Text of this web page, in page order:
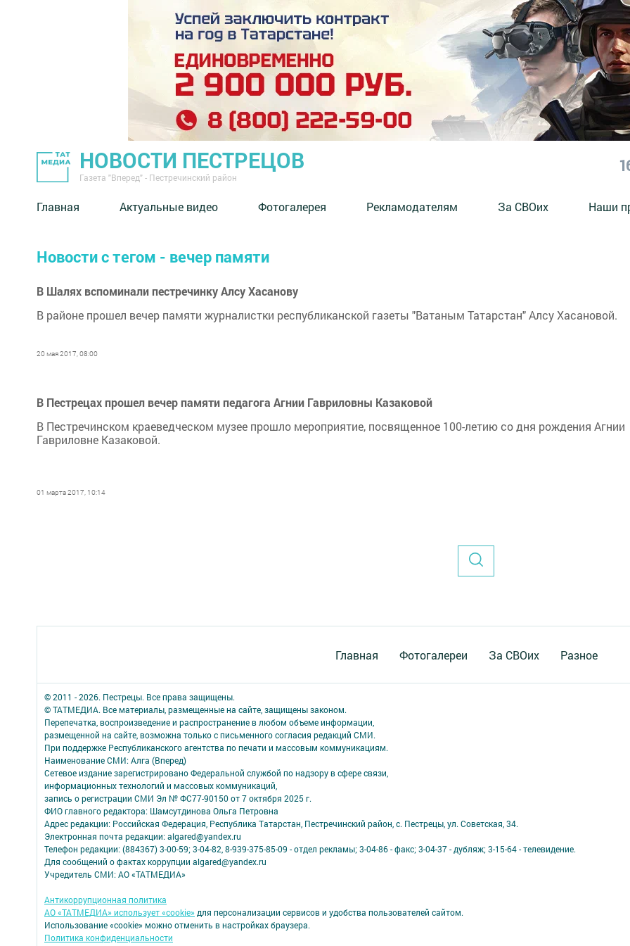
НОВОСТИ ПЕСТРЕЦОВ
Газета "Вперед" - Пестречинский район
Главная Актуальные видео Фотогалерея Рекламодателям За СВОих Наши
Новости с тегом - вечер памяти
В Шалях вспоминали пестречинку Алсу Хасанову
В районе прошел вечер памяти журналистки республиканской газеты "Ватаным Татарстан" Алсу Хасановой.
20 мая 2017, 08:00
В Пестрецах прошел вечер памяти педагога Агнии Гавриловны Казаковой
В Пестречинском краеведческом музее прошло мероприятие, посвященное 100-летию со дня рождения Агнии
Гавриловне Казаковой.
01 марта 2017, 10:14
Главная Фотогалереи За СВОих Разное
© 2011 - 2026. Пестрецы. Все права защищены.
© ТАТМЕДИА. Все материалы, размещенные на сайте, защищены законом.
Перепечатка, воспроизведение и распространение в любом объеме информации,
размещенной на сайте, возможна только с письменного согласия редакций СМИ.
При поддержке Республиканского агентства по печати и массовым коммуникациям.
Наименование СМИ: Алга (Вперед)
Сетевое издание зарегистрировано Федеральной службой по надзору в сфере связи,
информационных технологий и массовых коммуникаций,
запись о регистрации СМИ Эл № ФС77-90150 от 7 октября 2025 г.
ФИО главного редактора: Шамсутдинова Ольга Петровна
Адрес редакции: Российская Федерация, Республика Татарстан, Пестречинский район, с. Пестрецы, ул. Советская, 34.
Электронная почта редакции: algared@yandex.ru
Телефон редакции: (884367) 3-00-59; 3-04-82, 8-939-375-85-09 - отдел рекламы; 3-04-86 - факс; 3-04-37 - дубляж; 3-15-64 - телевидение.
Для сообщений о фактах коррупции algared@yandex.ru
Учредитель СМИ: АО «ТАТМЕДИА»
Антикоррупционная политика
АО «ТАТМЕДИА» использует «cookie» для персонализации сервисов и удобства пользователей сайтом.
Использование «cookie» можно отменить в настройках браузера.
Политика конфиденциальности